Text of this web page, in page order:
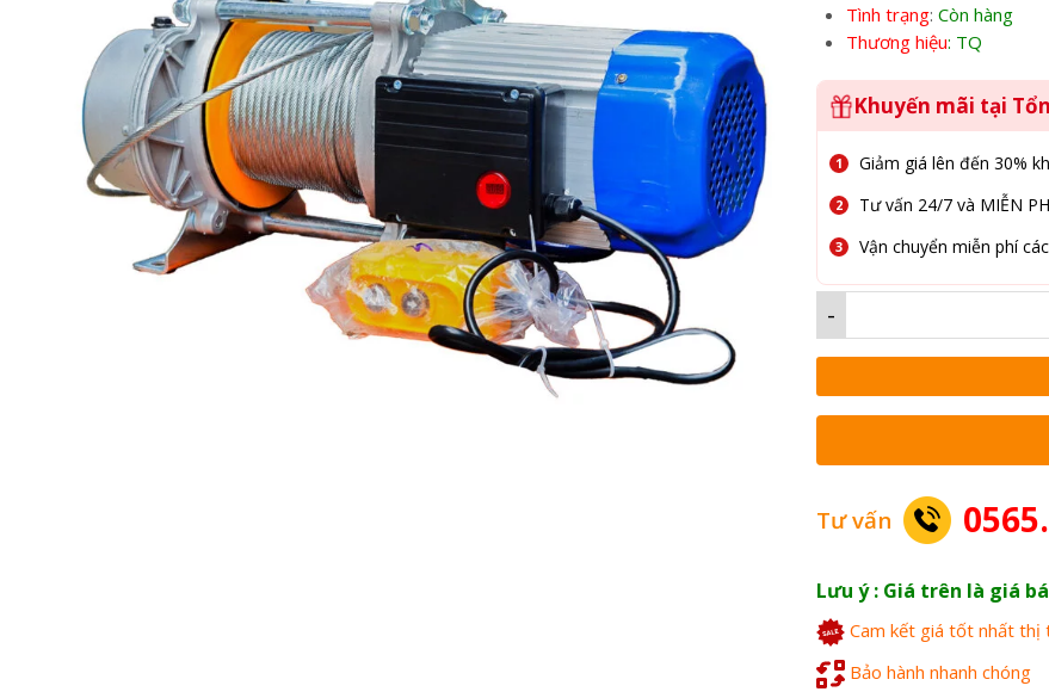
Tình trạng: Còn hàng
Thương hiệu: TQ
Khuyến mãi tại
Giảm giá lên đến 30%
Tư vấn 24/7 và MIỄN
Vận chuyển miễn phí
-
Tư vấn
Lưu ý : Giá trên là giá
Cam kết giá tốt nhất thị
Bảo hành nhanh chóng